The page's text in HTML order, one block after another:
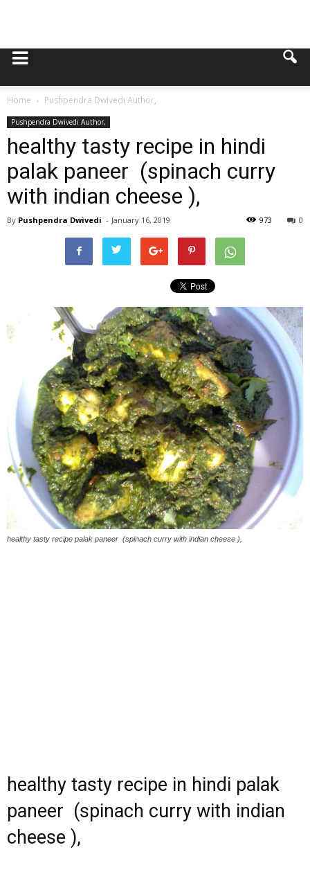
Home Pushpendra Dwivedi Author,
Pushpendra Dwivedi Author,
healthy tasty recipe in hindi
palak paneer (spinach curry
with indian cheese ),
By Pushpendra Dwivedi - January 16, 2019 0
973
healthy tasty recipe palak paneer (spinach curry with indian cheese ),
healthy tasty recipe in hindi palak
paneer (spinach curry with indian
cheese ),